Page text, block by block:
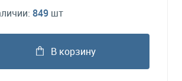
849 шт
В корзину